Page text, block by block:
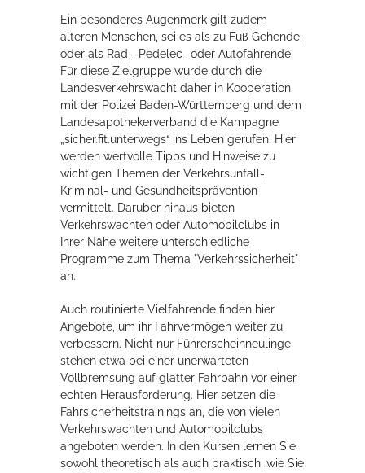
Ein besonderes Augenmerk gilt zudem
älteren Menschen, sei es als zu Fuß Gehende,
oder als Rad-, Pedelec- oder Autofahrende.
Für diese Zielgruppe wurde durch die
Landesverkehrswacht daher in Kooperation
mit der Polizei Baden-Württemberg und dem
Landesapothekerverband die Kampagne
„sicher.fit.unterwegs“ ins Leben gerufen. Hier
werden wertvolle Tipps und Hinweise zu
wichtigen Themen der Verkehrsunfall-,
Kriminal- und Gesundheitsprävention
vermittelt. Darüber hinaus bieten
Verkehrswachten oder Automobilclubs in
Ihrer Nähe weitere unterschiedliche
Programme zum Thema "Verkehrssicherheit"
an.
Auch routinierte Vielfahrende finden hier
Angebote, um ihr Fahrvermögen weiter zu
verbessern. Nicht nur Führerscheinneulinge
stehen etwa bei einer unerwarteten
Vollbremsung auf glatter Fahrbahn vor einer
echten Herausforderung. Hier setzen die
Fahrsicherheitstrainings an, die von vielen
Verkehrswachten und Automobilclubs
angeboten werden. In den Kursen lernen Sie
sowohl theoretisch als auch praktisch, wie Sie